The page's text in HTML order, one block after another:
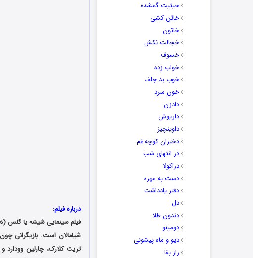
حیثیت گمشده
خائن کشی
خاتون
خجالت نکش
خسوف
خواب زده
خوب بد جلف
خون سرد
دادزن
داریوش
داوینچیز
دختران کوچه غم
در انتهای شب
دراکولا
دست به مهره
دفتر یادداشت
دل
دندون طلا
دومینو
دیو و ماه پیشونی
راز بقا
درباره فیلم:
فیلم سینمایی شیشه یا گلس (Glass) فیلمی
شیامالان است. بازیگرانی
تریت کلارک، چارلین وودارد